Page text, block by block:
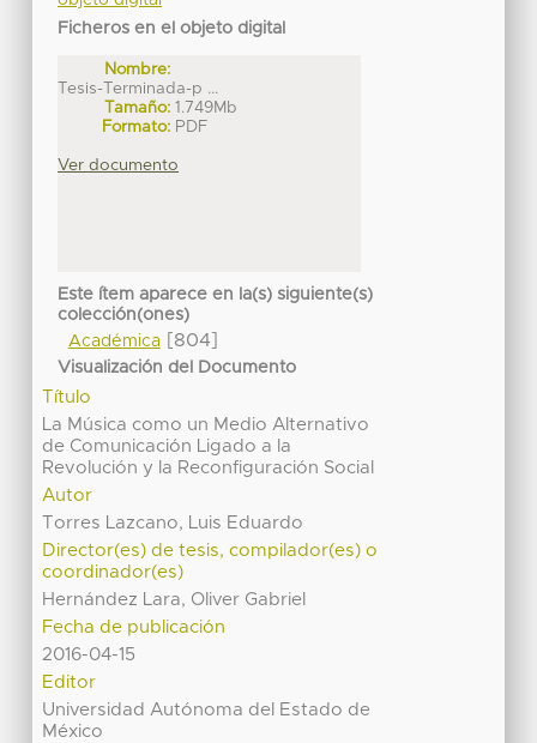
Ficheros en el objeto digital
Nombre:
Tesis-Terminada-p ...
Tamaño: 1.749Mb
Formato: PDF
Ver documento
Este ítem aparece en la(s) siguiente(s)
colección(ones)
Académica[804]
Visualización del Documento
Título
La Música como un Medio Alternativo
de Comunicación Ligado a la
Revolución y la Reconfiguración Social
Autor
Torres Lazcano, Luis Eduardo
Director(es) de tesis, compilador(es) o
coordinador(es)
Hernández Lara, Oliver Gabriel
Fecha de publicación
2016-04-15
Editor
Universidad Autónoma del Estado de
México